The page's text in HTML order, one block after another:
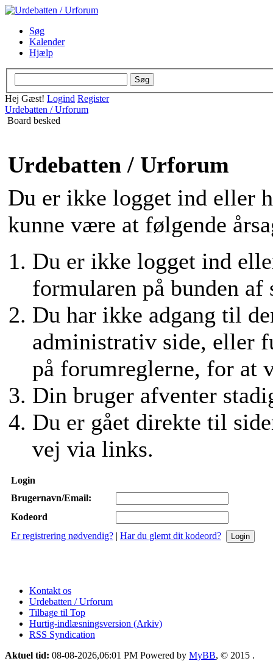
Søg
Kalender
Hjælp
Hej Gæst! Logind Register
Urdebatten / Urforum
Board besked
Urdebatten / Urforum
Du er ikke logget ind eller
kunne være at følgende
Du er ikke logget ind
formularen på bunden
Du har ikke adgang til
administrativ side, eller
på forumreglerne, for at
Din bruger afventer
Du er gået direkte til
vej via links.
Login
Brugernavn/Email:
Kodeord
Er registrering nødvendig? | Har du glemt dit kodeord?
Kontakt os
Urdebatten / Urforum
Tilbage til Top
Hurtig-indlæsningsversion (Arkiv)
RSS Syndication
Aktuel tid: 08-08-2026,06:01 PM Powered by MyBB, © 2015 .